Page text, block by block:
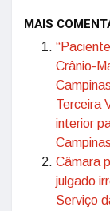
MAIS
Crânio-
Terceira
interior
Campinas
Câmara
julgado
Serviço